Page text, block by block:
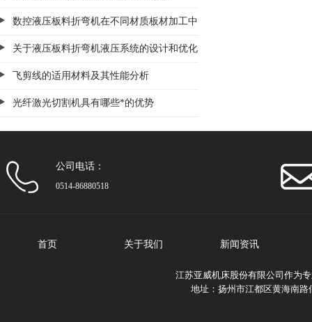
数控液压板料折弯机在不同材质板材加工中
的应用差异
关于液压板料折弯机液压系统的设计和优化
飞剪线的适用材料及其性能分析
光纤激光切割机具有哪些*的优势
公司电话：
0514-86880518
首页 关于我们 新闻资讯
江苏亚威机床股份有限公司作为
地址：扬州市江都区黄海南